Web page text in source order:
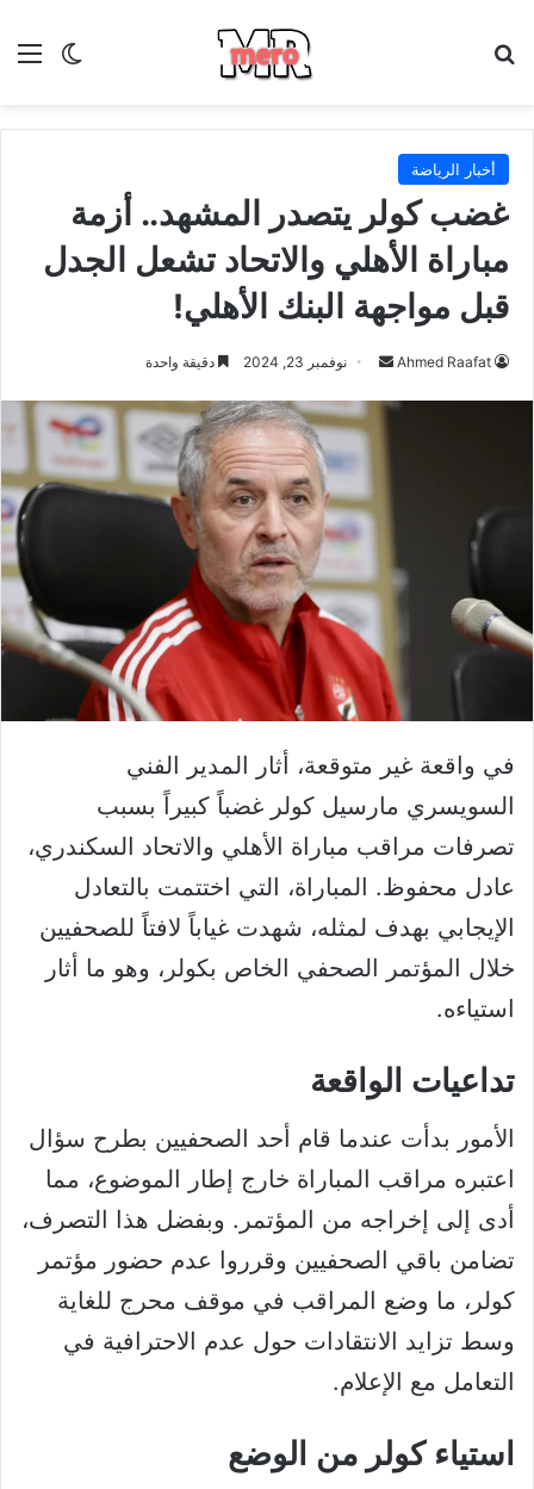
الوضع
أخبار الرياضة
غضب كولر يتصدر المشهد.. أزمة
مباراة الأهلي والاتحاد تشعل الجدل
قبل مواجهة البنك الأهلي!
Ahmed Raafat
أرسل
إلكترونيا
نوفمبر 23, 2024 دقيقة واحدة
في واقعة غير متوقعة، أثار المدير الفني
السويسري مارسيل كولر غضباً كبيراً بسبب
تصرفات مراقب مباراة الأهلي والاتحاد السكندري،
عادل محفوظ. المباراة، التي اختتمت بالتعادل
الإيجابي بهدف لمثله، شهدت غياباً لافتاً للصحفيين
خلال المؤتمر الصحفي الخاص بكولر، وهو ما أثار
استياءه.
تداعيات الواقعة
الأمور بدأت عندما قام أحد الصحفيين بطرح سؤال
اعتبره مراقب المباراة خارج إطار الموضوع، مما
أدى إلى إخراجه من المؤتمر. وبفضل هذا التصرف،
تضامن باقي الصحفيين وقرروا عدم حضور مؤتمر
كولر، ما وضع المراقب في موقف محرج للغاية
وسط تزايد الانتقادات حول عدم الاحترافية في
التعامل مع الإعلام.
استياء كولر من الوضع